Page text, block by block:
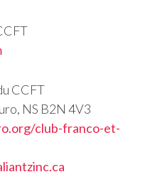
CCFT
NS B2N 4V3
club-franco-et-